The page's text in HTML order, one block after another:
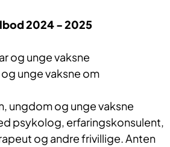
2024 - 2025
og unge vaksne
unge vaksne om
ungdom og unge vaksne
psykolog, erfaringskonsulent,
og andre frivillige. Anten